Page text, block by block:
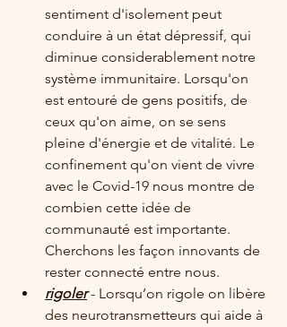
sentiment d'isolement peut
conduire à un état dépressif, qui
diminue considerablement notre
système immunitaire. Lorsqu'on
est entouré de gens positifs, de
ceux qu'on aime, on se sens
pleine d'énergie et de vitalité. Le
confinement qu'on vient de vivre
avec le Covid-19 nous montre de
combien cette idée de
communauté est importante.
Cherchons les façon innovants de
rester connecté entre nous.
rigoler - Lorsqu’on rigole on libère
des neurotransmetteurs qui aide à